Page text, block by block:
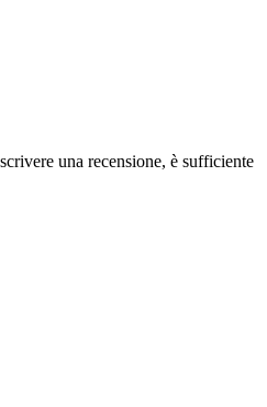
una recensione, è sufficiente